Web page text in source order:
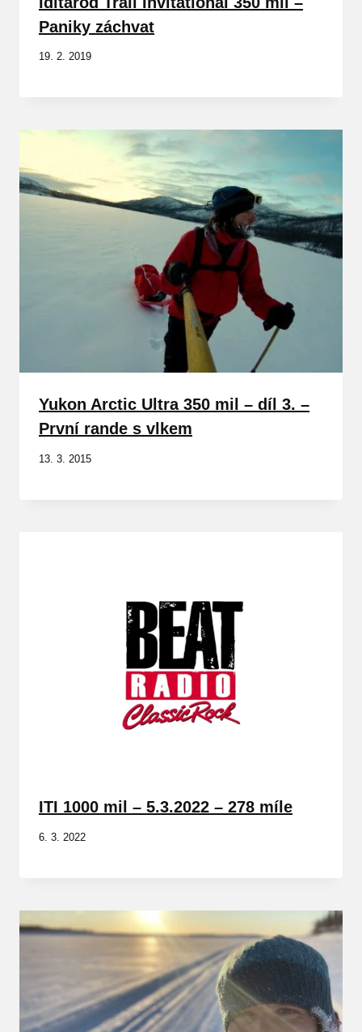
Paniky záchvat
19. 2. 2019
Yukon Arctic Ultra 350 mil – díl 3. –
První rande s vlkem
13. 3. 2015
ITI 1000 mil – 5.3.2022 – 278 míle
6. 3. 2022